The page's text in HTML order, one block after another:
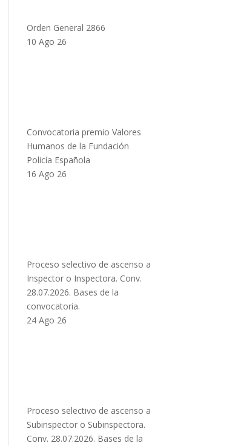
Orden General 2866
10 Ago 26
Convocatoria premio Valores
Humanos de la Fundación
Policía Española
16 Ago 26
Proceso selectivo de ascenso a
Inspector o Inspectora. Conv.
28.07.2026. Bases de la
convocatoria.
24 Ago 26
Proceso selectivo de ascenso a
Subinspector o Subinspectora.
Conv. 28.07.2026. Bases de la